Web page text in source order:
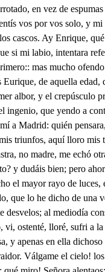
a ver Lisarda mi amiga salí con mis penas graves; y cuando en ese zafir el Sol, bello rosicler, o moria por nacer, o nacia por morir; al volver a casa, osados dos me quisieron robar, pero llegando a apelar al tribunal de los hados, a un caballero encontré a quien la vida debí, y este caballero vi, y advertí que Felix fue. Con que estoy en lid igual, de amor y honor combatida, a un amante por mi vida, y a un traidor para mi mal. Mira, pues, como he de arder en tan estraño sentir, si de este tengo de huir, y a aquel he de agradecer. Felix en Madrid está? no faltará Salchichón. Ay Inés, que el corazón mi mal adivina ya! Ay Felix, cuan engañados están de mí tus recelos! mas qué mucho, si los celos nos han de hacer desdichados? Señora un hombre hasta aquí se ha entrado, y no sé quién es. Pues cierra esa puerta Inés, no dejes entrarle así. . Para qué ingrata homicida, la puerta quieres eerrar, si abierta dejas estar la que me quita la vida? Cierra tus ojos, verás mi mal curado; que sí yo cegué porque te vi, ciega tú, porque vea más: pues que al mirar el rigor de esos tus dos soles bellos, que haré yo infeliz, si de ellos Hombre, Don Juan, o